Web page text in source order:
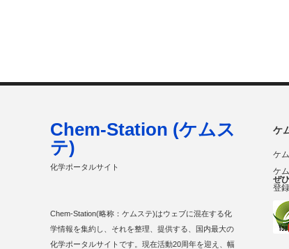
ケ
ケ
ケ
ぜ
登
Chem-Station (ケムス
テ)
化学ポータルサイト
Chem-Station(略称：ケムステ)はウェブに混在する化
学情報を集約し、それを整理、提供する、国内最大の
化学ポータルサイトです。現在活動20周年を迎え、幅